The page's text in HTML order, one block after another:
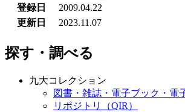
登録日
2009.04.22
更新日
2023.11.07
探す・調べる
九大コレクション
図書・雑誌・電子ブック・電
リポジトリ（QIR）